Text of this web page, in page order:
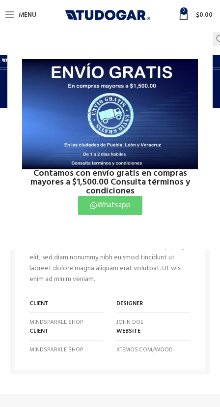
Contamos con envío gratis en compras
mayores a $1,500.00 Consulta términos y
condiciones
Whatsapp
MENU 0 $0.00
Netus eu mollis hac
dignis
Netus eu mollis hac dignis Netus eu mollis hac dignis
Our Latest Work
Accum luctus dolor sit amet, consectetuer adipiscing
elit, sed diam nonummy nibh euismod tincidunt ut
laoreet dolore magna aliquam erat volutpat. Ut wisi
enim ad minim veniam.
CLIENT
MINDSPARKLE SHOP
DESIGNER
JOHN DOE
CLIENT
MINDSPARKLE SHOP
WEBSITE
XTEMOS.COM/WOOD